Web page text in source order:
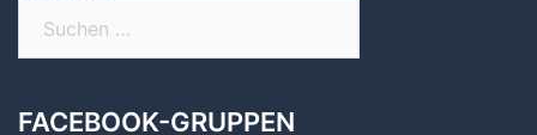
nach:
FACEBOOK-GRUPPEN